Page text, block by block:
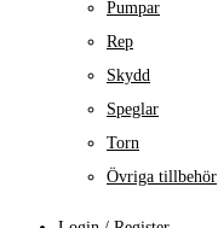
Pumpar
Rep
Skydd
Speglar
Torn
Övriga tillbehör